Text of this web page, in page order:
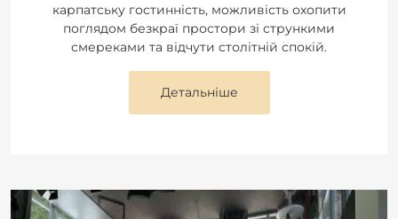
карпатську гостинність, можливість охопити
поглядом безкраї простори зі стрункими
смереками та відчути столітній спокій.
Детальніше